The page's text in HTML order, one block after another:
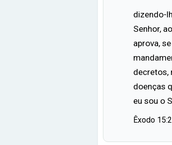
que a cura era
Naamã partiu,
vida. A história
vem de Deus e
dizendo-
Senhor,
aprova,
decretos,
doenças
eu sou o
Êxodo